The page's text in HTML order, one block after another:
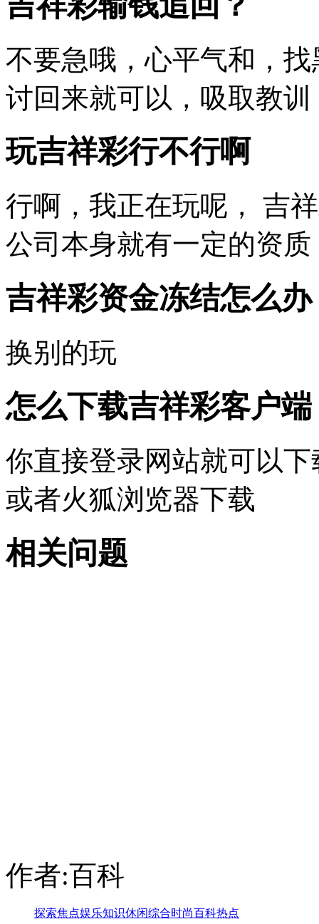
不要急哦，心平气和，
讨回来就可以，吸取教
玩吉祥彩行不行啊
行啊，我正在玩呢， 吉
公司本身就有一定的资
吉祥彩资金冻结怎么办
换别的玩
怎么下载吉祥彩客户端
你直接登录网站就可以
或者火狐浏览器下载
相关问题
作者:百科
探索焦点娱乐知识休闲综合时尚百科热点